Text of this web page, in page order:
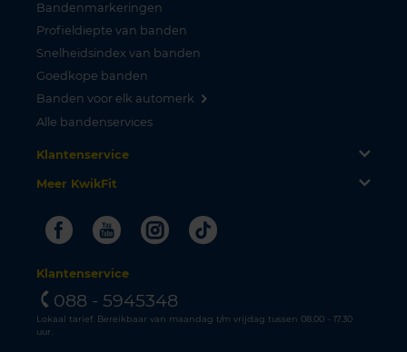
Bandenmarkeringen
Profieldiepte van banden
Snelheidsindex van banden
Goedkope banden
Banden voor elk automerk
Alle bandenservices
Klantenservice
Meer KwikFit
FacebookYoutubeInstagram
Tiktok
Klantenservice
088 - 5945348
Lokaal tarief. Bereikbaar van maandag t/m vrijdag tussen 08.00 - 17.30
uur.